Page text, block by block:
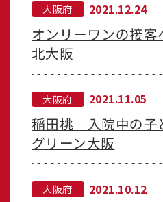
大阪府 2021.12.24
オンリーワンの接客
北大阪
大阪府 2021.11.05
稲田桃 入院中の子
グリーン大阪
大阪府 2021.10.12